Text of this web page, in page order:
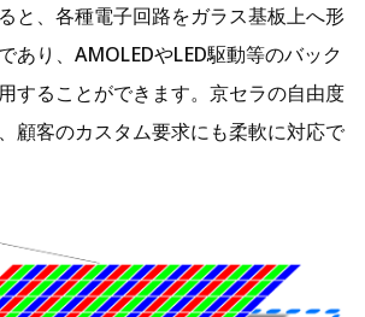
と、各種電子回路をガラス基板上へ形
あり、AMOLEDやLED駆動等のバック
することができます。京セラの自由度
顧客のカスタム要求にも柔軟に対応で